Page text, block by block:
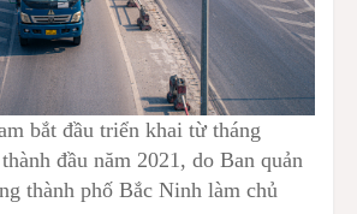
bắt đầu triển khai từ tháng
đầu năm 2021, do Ban quản
thành phố Bắc Ninh làm chủ